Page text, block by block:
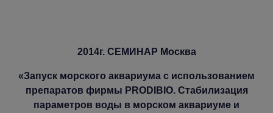
2014г. СЕМИНАР Москва
«Запуск морского аквариума с использованием
препаратов фирмы PRODIBIO. Стабилизация
параметров воды в морском аквариуме и